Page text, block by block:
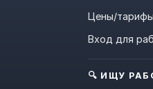
Цены/тарифы
Вход для
🔍 ИЩУ